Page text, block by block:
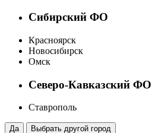
Сибирский ФО
Красноярск
Новосибирск
Омск
Северо-Кавказский ФО
Ставрополь